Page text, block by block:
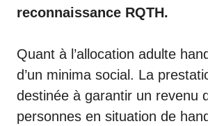
reconnaissance RQTH.
Quant à l’allocation adulte
d’un minima social. La
destinée à garantir un revenu
personnes en situation de